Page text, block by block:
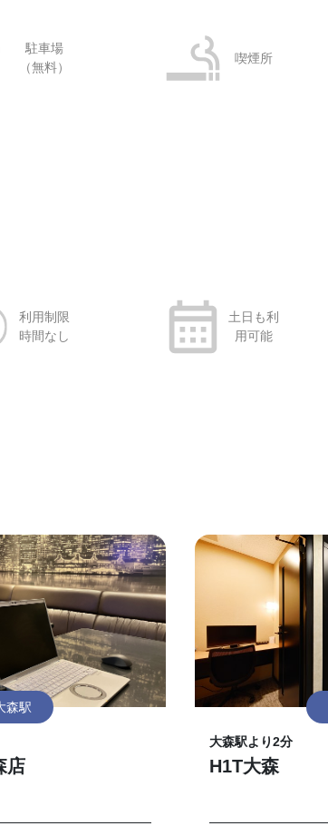
駐車場
（無料）
喫煙所
利用制限
時間なし
土日も利
用可能
森駅
店
大森駅より2分
H1T大森